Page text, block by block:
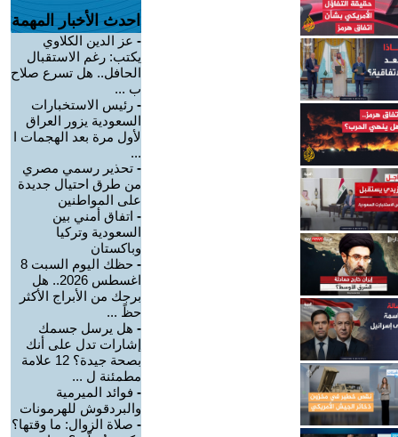
احدث الأخبار المهمة
- عز الدين الكلاوي
يكتب: رغم الاستقبال
الحافل.. هل تسرع صلاح
ب ...
- رئيس الاستخبارات
السعودية يزور العراق
لأول مرة بعد الهجمات ا
...
- تحذير رسمي مصري
من طرق احتيال جديدة
على المواطنين
- اتفاق أمني بين
السعودية وتركيا
وباكستان
-
حظك اليوم السبت 8
اغسطس 2026.. هل
برجك من الأبراج الأكثر
حظً ...
- هل يرسل جسمك
إشارات تدل على أنك
بصحة جيدة؟ 12 علامة
مطمئنة ل ...
- فوائد الميرمية
والبردقوش للهرمونات
- صلاة الزوال: ما وقتها؟